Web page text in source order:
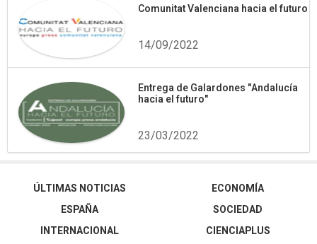
Comunitat Valenciana hacia el futuro
14/09/2022
Entrega de Galardones "Andalucía
hacia el futuro"
23/03/2022
ÚLTIMAS NOTICIAS
ESPAÑA
INTERNACIONAL
ECONOMÍA
SOCIEDAD
CIENCIAPLUS